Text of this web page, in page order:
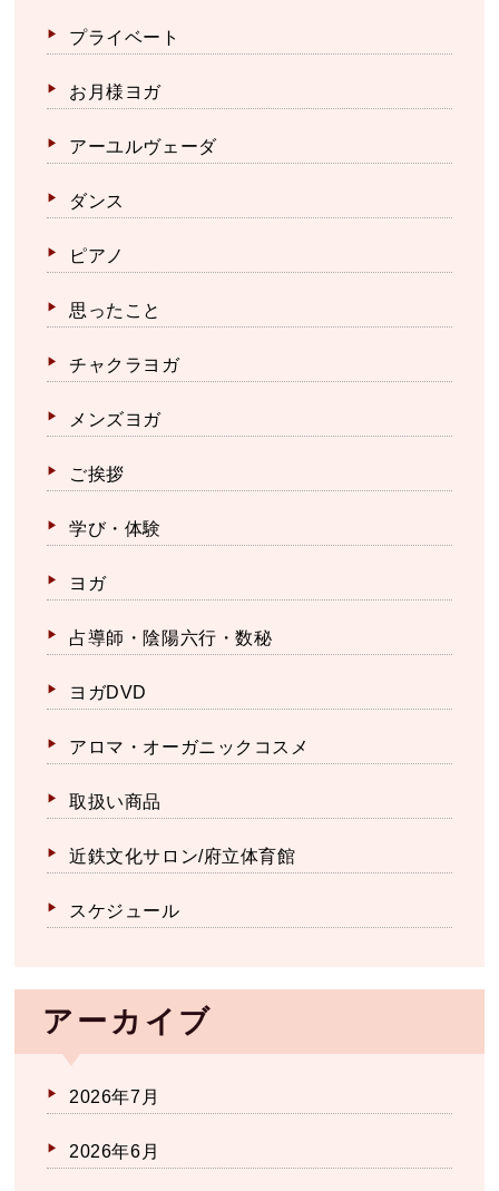
プライベート
お月様ヨガ
アーユルヴェーダ
ダンス
ピアノ
思ったこと
チャクラヨガ
メンズヨガ
ご挨拶
学び・体験
ヨガ
占導師・陰陽六行・数秘
ヨガDVD
アロマ・オーガニックコスメ
取扱い商品
近鉄文化サロン/府立体育館
スケジュール
アーカイブ
2026年7月
2026年6月